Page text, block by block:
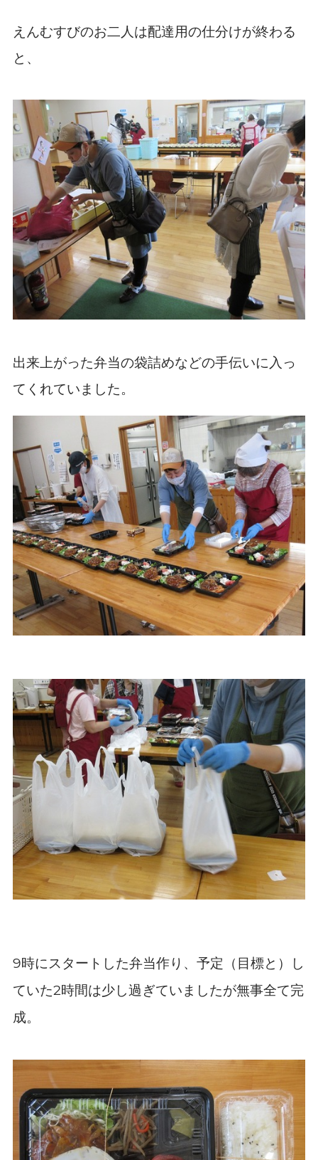
えんむすびのお二人は配達用の仕分けが終わる
と、
出来上がった弁当の袋詰めなどの手伝いに入っ
てくれていました。
9時にスタートした弁当作り、予定（目標と）し
ていた2時間は少し過ぎていましたが無事全て完
成。